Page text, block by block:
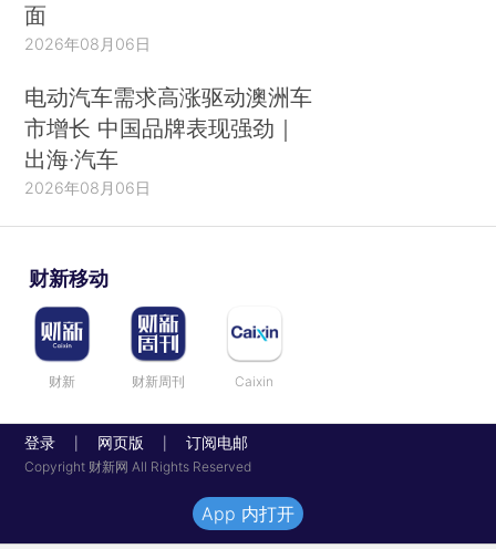
面
2026年08月06日
电动汽车需求高涨驱动澳洲车
市增长 中国品牌表现强劲｜
出海·汽车
2026年08月06日
财新移动
财新 财新周刊 Caixin
登录 网页版 订阅电邮
Copyright 财新网 All Rights Reserved
App 内打开